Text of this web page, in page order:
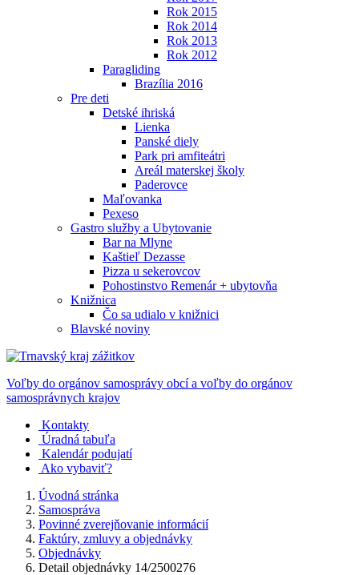
Rok 2015
Rok 2014
Rok 2013
Rok 2012
Paragliding
Brazília 2016
Pre deti
Detské ihriská
Lienka
Panské diely
Park pri amfiteátri
Areál materskej školy
Paderovce
Maľovanka
Pexeso
Gastro služby a Ubytovanie
Bar na Mlyne
Kaštieľ Dezasse
Pizza u sekerovcov
Pohostinstvo Remenár + ubytovňa
Knižnica
Čo sa udialo v knižnici
Blavské noviny
Voľby do orgánov samosprávy obcí a voľby do orgánov
samosprávnych krajov
Kontakty
Úradná tabuľa
Kalendár podujatí
Ako vybaviť?
Úvodná stránka
Samospráva
Povinné zverejňovanie informácií
Faktúry, zmluvy a objednávky
Objednávky
Detail objednávky 14/2500276